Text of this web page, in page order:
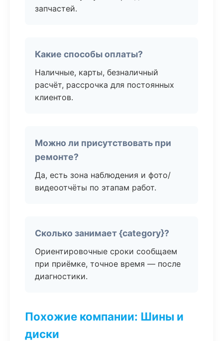
запчастей.
Какие способы оплаты?
Наличные, карты, безналичный
расчёт, рассрочка для постоянных
клиентов.
Можно ли присутствовать при
ремонте?
Да, есть зона наблюдения и фото/
видеоотчёты по этапам работ.
Сколько занимает {category}?
Ориентировочные сроки сообщаем
при приёмке, точное время — после
диагностики.
Похожие компании: Шины и
диски